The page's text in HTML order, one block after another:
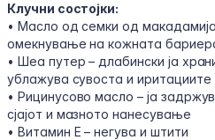
Клучни состојки:
• Масло од семки од
омекнување на кожната
• Шеа путер – длабински ја
ублажува сувоста и иритациите
• Рицинусово масло – ја
сјајот и мазното нанесување
• Витамин Е – негува и штити